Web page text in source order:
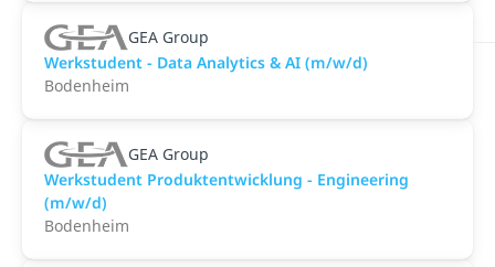
GEA Group
Werkstudent - Data Analytics & AI (m/w/d)
Bodenheim
GEA Group
Werkstudent Produktentwicklung - Engineering
(m/w/d)
Bodenheim